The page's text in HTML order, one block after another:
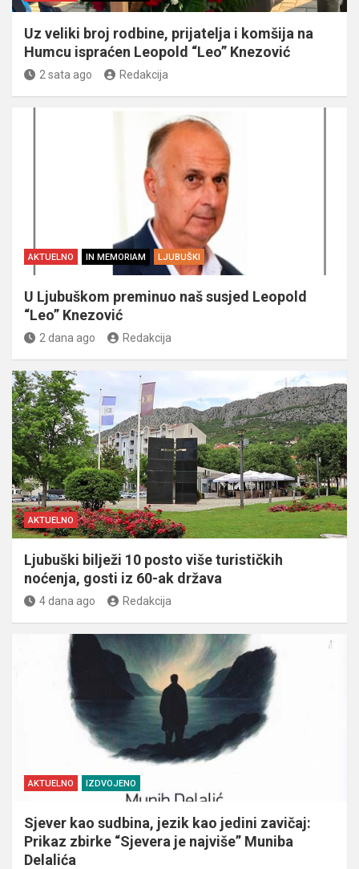
Uz veliki broj rodbine, prijatelja i komšija na
Humcu ispraćen Leopold “Leo” Knezović
2 sata ago Redakcija
AKTUELNO IN MEMORIAM LJUBUŠKI
U Ljubuškom preminuo naš susjed Leopold
“Leo” Knezović
2 dana ago Redakcija
AKTUELNO
Ljubuški bilježi 10 posto više turističkih
noćenja, gosti iz 60-ak država
4 dana ago Redakcija
AKTUELNO IZDVOJENO
Sjever kao sudbina, jezik kao jedini zavičaj:
Prikaz zbirke “Sjevera je najviše” Muniba
Delalića